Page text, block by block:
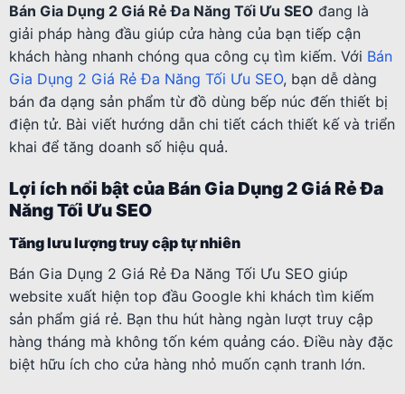
Bán Gia Dụng 2 Giá Rẻ Đa Năng Tối Ưu SEO đang là
giải pháp hàng đầu giúp cửa hàng của bạn tiếp cận
khách hàng nhanh chóng qua công cụ tìm kiếm. Với Bán
Gia Dụng 2 Giá Rẻ Đa Năng Tối Ưu SEO, bạn dễ dàng
bán đa dạng sản phẩm từ đồ dùng bếp núc đến thiết bị
điện tử. Bài viết hướng dẫn chi tiết cách thiết kế và triển
khai để tăng doanh số hiệu quả.
Lợi ích nổi bật của Bán Gia Dụng 2 Giá Rẻ Đa
Năng Tối Ưu SEO
Tăng lưu lượng truy cập tự nhiên
Bán Gia Dụng 2 Giá Rẻ Đa Năng Tối Ưu SEO giúp
website xuất hiện top đầu Google khi khách tìm kiếm
sản phẩm giá rẻ. Bạn thu hút hàng ngàn lượt truy cập
hàng tháng mà không tốn kém quảng cáo. Điều này đặc
biệt hữu ích cho cửa hàng nhỏ muốn cạnh tranh lớn.